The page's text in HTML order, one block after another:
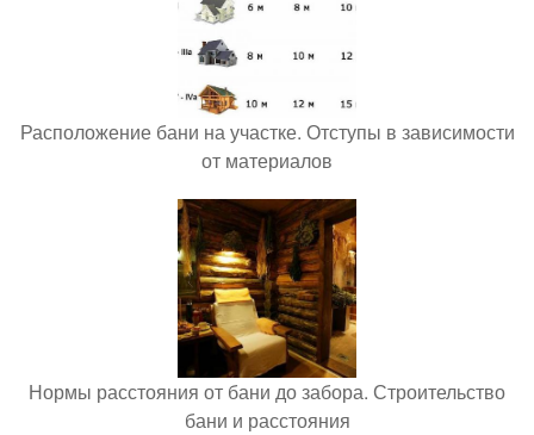
Расположение бани на участке. Отступы в зависимости
от материалов
Нормы расстояния от бани до забора. Строительство
бани и расстояния